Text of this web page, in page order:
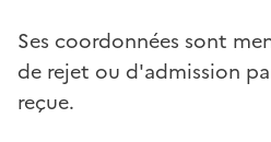
Ses coordonnées sont
de rejet ou d'admission
reçue.